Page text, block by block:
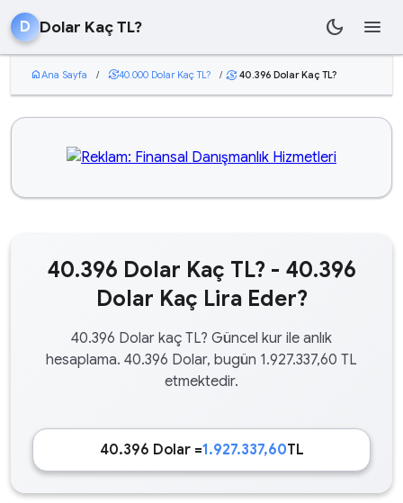
D Dolar Kaç TL? dark_mode menu
homeAna Sayfa / currency_exchange40.000 Dolar Kaç TL? / currency_exchange 40.396 Dolar Kaç TL?
40.396 Dolar Kaç TL? - 40.396
Dolar Kaç Lira Eder?
40.396 Dolar kaç TL? Güncel kur ile anlık
hesaplama. 40.396 Dolar, bugün 1.927.337,60 TL
etmektedir.
40.396 Dolar =1.927.337,60TL